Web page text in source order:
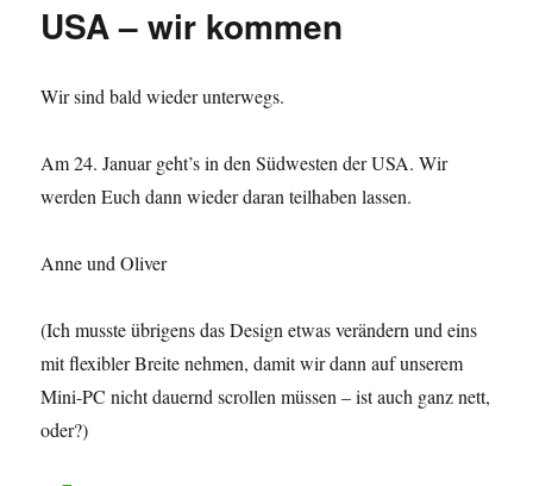
USA – wir kommen
Wir sind bald wieder unterwegs.
Am 24. Januar geht’s in den Südwesten der USA. Wir
werden Euch dann wieder daran teilhaben lassen.
Anne und Oliver
(Ich musste übrigens das Design etwas verändern und eins
mit flexibler Breite nehmen, damit wir dann auf unserem
Mini-PC nicht dauernd scrollen müssen – ist auch ganz nett,
oder?)